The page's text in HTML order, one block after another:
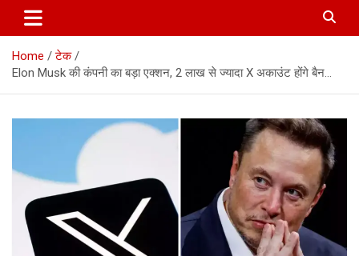
Home
टेक
Elon Musk की कंपनी का बड़ा एक्शन, 2 लाख से ज्यादा X अकाउंट होंगे बैन…